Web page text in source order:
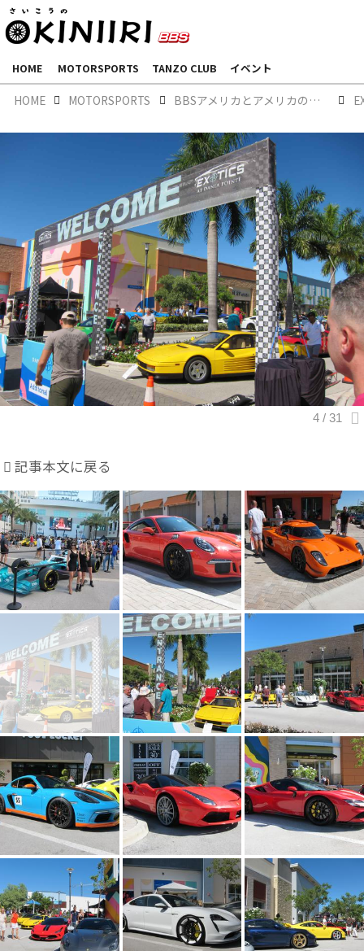
HOME MOTORSPORTS TANZO CLUB イベント
HOME MOTORSPORTS BBSアメリカとアメリカのモーターカルチャー
記事本文に戻る